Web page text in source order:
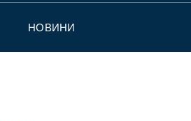
НОВИНИ